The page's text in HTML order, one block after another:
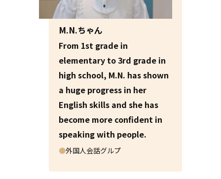
They enjoy using the computers in the class, that someti
mes, they don`t even want the class to end!
Taking Interactive lessons can be ideal for parents trying
to manage their children`s schedules, and learning need
s. They can take the class at the same time, while address
ing their individual needs in English.
Congratulations!
M.N.ちゃん
From 1st grade in
elementary to 3rd grade in
high school, M.N. has shown
a huge progress in her
English skills and she has
become more confident in
speaking with people.
●外国人会話グルプ